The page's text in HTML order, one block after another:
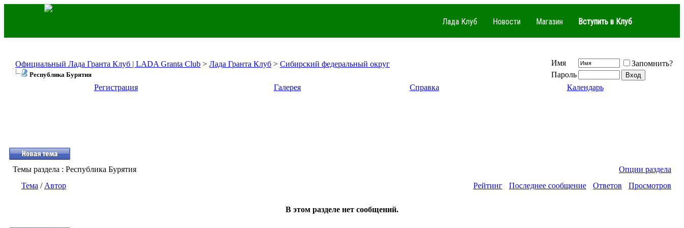
Лада Клуб Новости Магазин Вступить в Клуб
Официальный Лада Гранта Клуб | LADA Granta Club > Лада Гранта Клуб > Сибирский федеральный округ
Республика Бурятия
Имя
Запомнить?
Пароль
Регистрация
Галерея Справка Календарь
Темы раздела : Республика Бурятия
Опции раздела
Рейтинг
Тема / Автор Последнее сообщение Ответов Просмотров
В этом разделе нет сообщений.